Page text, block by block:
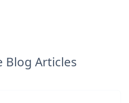
Blog Articles